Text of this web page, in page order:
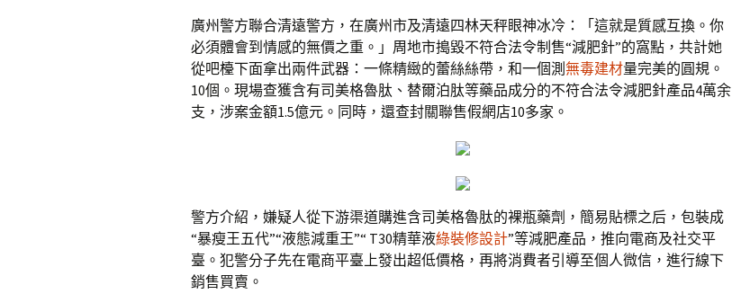
廣州警方聯合清遠警方，在廣州市及清遠四林天秤眼神冰冷：「這就是質感互換。你
必須體會到情感的無價之重。」周地市搗毀不符合法令制售“減肥針”的窩點，共計她
從吧檯下面拿出兩件武器：一條精緻的蕾絲絲帶，和一個測 無毒建材量完美的圓規。
10個。現場查獲含有司美格魯肽、替爾泊肽等藥品成分的不符合法令減肥針產品4萬余
支，涉案金額1.5億元。同時，還查封關聯售假網店10多家。
警方介紹，嫌疑人從下游渠道購進含司美格魯肽的裸瓶藥劑，簡易貼標之后，包裝成
“暴瘦王五代”“液態減重王”“ T30精華液綠裝修設計”等減肥產品，推向電商及社交平
臺。犯警分子先在電商平臺上發出超低價格，再將消費者引導至個人微信，進行線下
銷售買賣。